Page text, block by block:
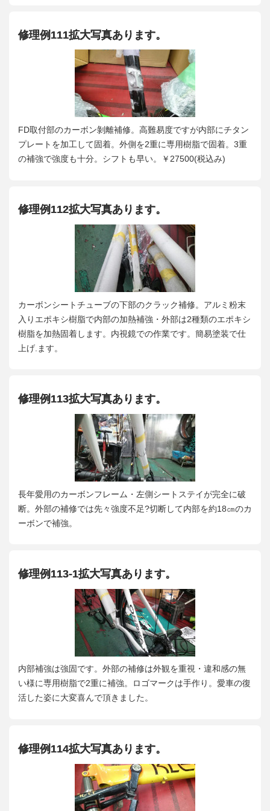
修理例111拡大写真あります。
FD取付部のカーボン剝離補修。高難易度ですが内部にチタン
プレートを加工して固着。外側を2重に専用樹脂で固着。3重
の補強で強度も十分。シフトも早い。￥27500(税込み)
修理例112拡大写真あります。
カーボンシートチューブの下部のクラック補修。アルミ粉末
入りエポキシ樹脂で内部の加熱補強・外部は2種類のエポキシ
樹脂を加熱固着します。内視鏡での作業です。簡易塗装で仕
上げ.ます。
修理例113拡大写真あります。
長年愛用のカーボンフレーム・左側シートステイが完全に破
断。外部の補修では先々強度不足?切断して内部を約18㎝のカ
ーボンで補強。
修理例113-1拡大写真あります。
内部補強は強固です。外部の補修は外観を重視・違和感の無
い様に専用樹脂で2重に補強。ロゴマークは手作り。愛車の復
活した姿に大変喜んで頂きました。
修理例114拡大写真あります。